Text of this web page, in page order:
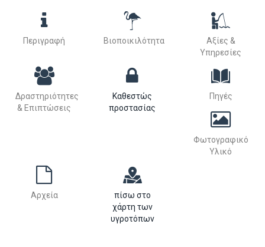
Περιγραφή Βιοποικιλότητα
Αξίες &
Υπηρεσίες
Δραστηριότητες
& Επιπτώσεις
Καθεστώς
προστασίας
Πηγές
Φωτογραφικό
Υλικό
Αρχεία
πίσω στο
χάρτη των
υγροτόπων